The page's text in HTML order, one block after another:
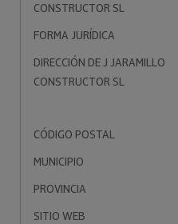
CONSTRUCTOR SL
FORMA JURÍDICA
DIRECCIÓN DE J JARAMILLO
CONSTRUCTOR SL
CÓDIGO POSTAL
MUNICIPIO
PROVINCIA
SITIO WEB